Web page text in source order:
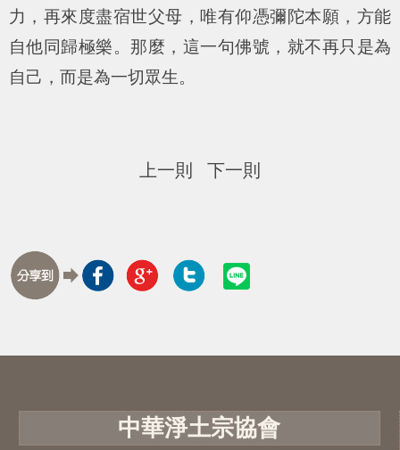
力，再來度盡宿世父母，唯有仰憑彌陀本願，方能
自他同歸極樂。那麼，這一句佛號，就不再只是為
自己，而是為一切眾生。
上一則 下一則
中華淨土宗協會